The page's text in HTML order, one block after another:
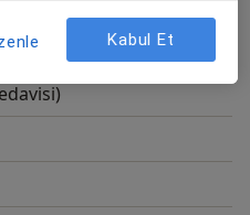
Kabul Et